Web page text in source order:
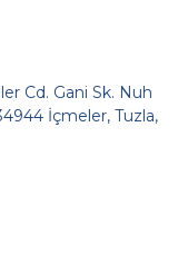
Cd. Gani Sk. Nuh
İçmeler, Tuzla,